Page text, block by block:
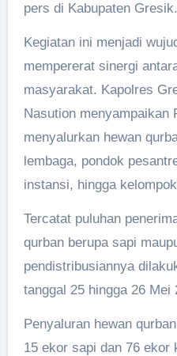
pers di Kabupaten Gresik.
Kegiatan ini menjadi
mempererat sinergi
masyarakat. Kapolres
Nasution menyampaikan
menyalurkan hewan
lembaga, pondok
instansi, hingga
Tercatat puluhan
qurban berupa sapi
pendistribusiannya
tanggal 25 hingga 26 Mei
Penyaluran hewan
15 ekor sapi dan 76 ekor